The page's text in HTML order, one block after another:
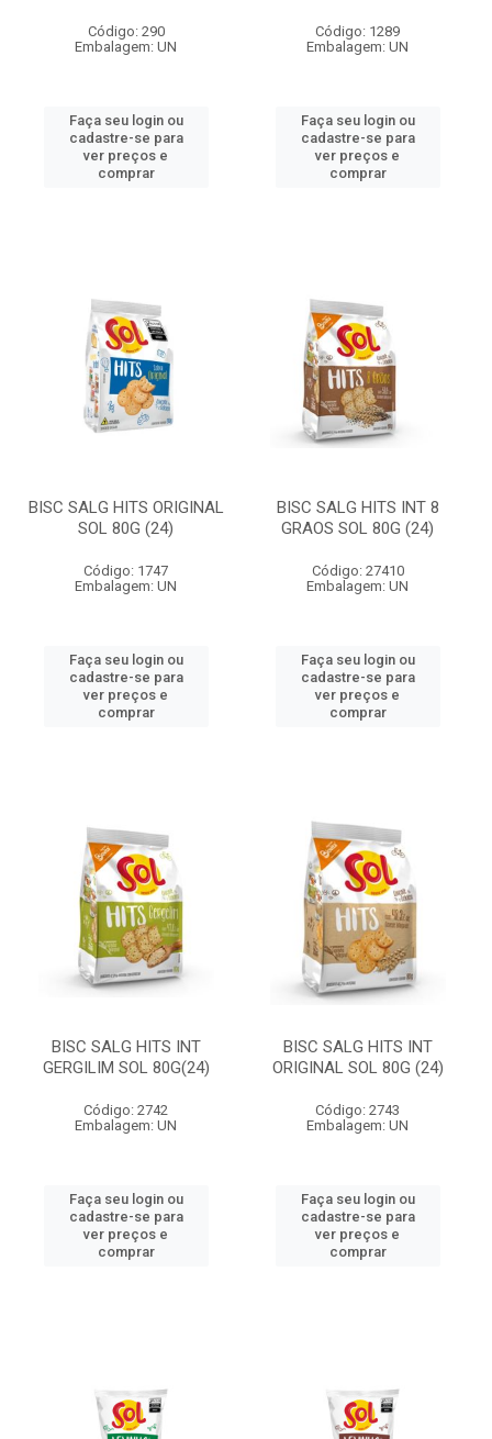
Código: 290
Embalagem: UN
Faça seu login ou
cadastre-se para
ver preços e
comprar
Código: 1289
Embalagem: UN
Faça seu login ou
cadastre-se para
ver preços e
comprar
BISC SALG HITS ORIGINAL
SOL 80G (24)
Código: 1747
Embalagem: UN
Faça seu login ou
cadastre-se para
ver preços e
comprar
BISC SALG HITS INT 8
GRAOS SOL 80G (24)
Código: 27410
Embalagem: UN
Faça seu login ou
cadastre-se para
ver preços e
comprar
BISC SALG HITS INT
GERGILIM SOL 80G(24)
Código: 2742
Embalagem: UN
Faça seu login ou
cadastre-se para
ver preços e
comprar
BISC SALG HITS INT
ORIGINAL SOL 80G (24)
Código: 2743
Embalagem: UN
Faça seu login ou
cadastre-se para
ver preços e
comprar